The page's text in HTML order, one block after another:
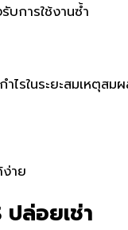
การใช้งานซ้ำ
ไรในระยะสมเหตุสม
าย
ปล่อยเช่า